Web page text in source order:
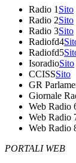
Radio 1 Sito
Radio 2Sito
Radio 3Sito
Radiofd4
Radiofd5
IsoradioSito
CCISSSito
GR
Giornale
Web Radio
Web Radio
Web Radio
PORTALI WEB